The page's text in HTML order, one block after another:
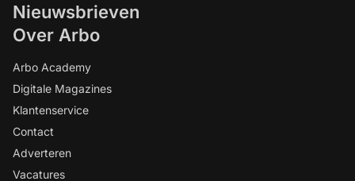
Nieuwsbrieven
Over Arbo
Arbo Academy
Digitale Magazines
Klantenservice
Contact
Adverteren
Vacatures